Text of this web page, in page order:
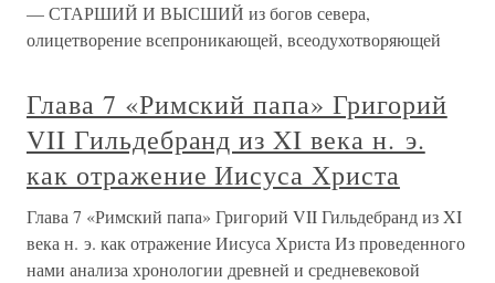
— СТАРШИЙ И ВЫСШИЙ из богов севера,
олицетворение всепроникающей, всеодухотворяющей
Глава 7 «Римский папа» Григорий
VII Гильдебранд из XI века н. э.
как отражение Иисуса Христа
Глава 7 «Римский папа» Григорий VII Гильдебранд из XI
века н. э. как отражение Иисуса Христа Из проведенного
нами анализа хронологии древней и средневековой